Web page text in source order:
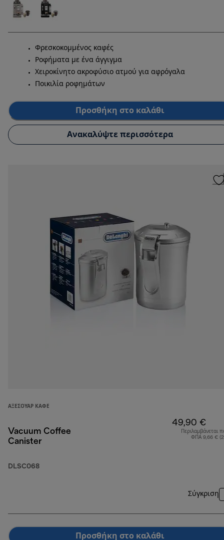
Φρεσκοκομμένος καφές
Ροφήματα με ένα άγγιγμα
Χειροκίνητο ακροφύσιο ατμού για αφρόγαλα
Ποικιλία ροφημάτων
Προσθήκη στο καλάθι
Ανακαλύψτε περισσότερα
ΑΞΕΣΟΥΆΡ ΚΑΦΈ
Vacuum Coffee
Canister
DLSC068
49,90 €
Περιλαμβάνεται
ΦΠΑ 9,66 €
Σύγκριση
Προσθήκη στο καλάθι